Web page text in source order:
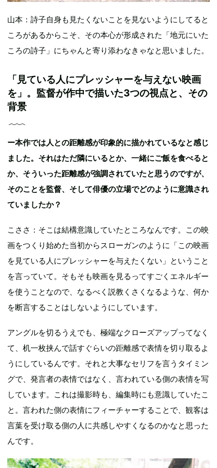
山本：詩子自身も見たくないことを見ないようにしてると
ころがあるからこそ、その本心が形成された「地元にいた
ころの詩子」にちゃんと寄り添わなきゃなと思いました。
「見ている人にプレッシャーを与えない映画
を」。監督が作中で描いた3つの視点と、その
背景
ー本作では人との距離感が印象的に描かれているなと感じ
ました。それはただ隣にいるとか、一緒にご飯を食べると
か、そういった距離感が強調されていたと思うのですが、
そのことを監督、そして俳優の立場でどのように意識され
ていましたか？
こささ：そこは結構意識していたところなんです。この映
画をつくり始めた当初からスローガンのように「この映画
を見ている人にプレッシャーを与えたくない」ということ
を言っていて。そもそも映画を見るってすごくエネルギー
を使うことなので、なるべく説教くさくなるような、何か
を断言することはしないようにしています。
アングルを切るうえでも、極端なクローズアップってなく
て、机一枚挟んで話すぐらいの距離感で表情を切り取るよ
うにしているんです。それと大事なセリフを言うタイミン
グで、発言者の表情ではなく、言われている側の表情を写
しています。これは撮影時も、編集時にも意識していたこ
と。言われた側の表情にフィーチャーすることで、観客は
言葉を受け取る側の人に共感しやすくなるのかなと思った
んです。